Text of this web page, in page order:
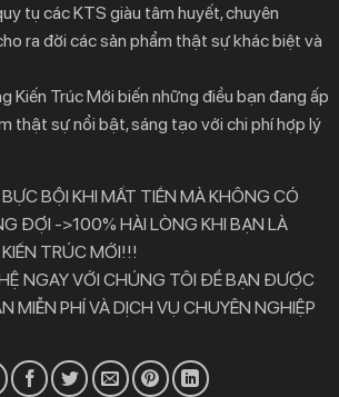
tụ các KTS giàu tâm huyết, chuyên
ra đời các sản phẩm thật sự khác biệt và
Kiến Trúc Mới biến những điều bạn đang ấp
thật sự nổi bật, sáng tạo với chi phí hợp lý
BỘI KHI MẤT TIỀN MÀ KHÔNG CÓ
ĐỢI ->100% HÀI LÒNG KHI BẠN LÀ
TRÚC MỚI!!!
NGAY VỚI CHÚNG TÔI ĐỂ BẠN ĐƯỢC
MIỄN PHÍ VÀ DỊCH VỤ CHUYÊN NGHIỆP